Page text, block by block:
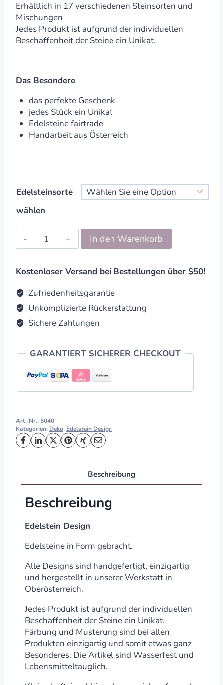
Erhältlich in 17 verschiedenen Steinsorten und
Mischungen
Jedes Produkt ist aufgrund der individuellen
Beschaffenheit der Steine ein Unikat.
Das Besondere
das perfekte Geschenk
jedes Stück ein Unikat
Edelsteine fairtrade
Handarbeit aus Österreich
Edelsteinsorte
wählen
Edelstein
Formteller
In den Warenkorb
Kostenloser Versand bei Bestellungen über $50!
Zufriedenheitsgarantie
Unkomplizierte Rückerstattung
Sichere Zahlungen
GARANTIERT SICHERER CHECKOUT
Art.-Nr.: 5040
Kategorien: Deko, Edelstein Design
Beschreibung
Beschreibung
Edelstein Design
Edelsteine in Form gebracht.
Alle Designs sind handgefertigt, einzigartig
und hergestellt in unserer Werkstatt in
Oberösterreich.
Jedes Produkt ist aufgrund der individuellen
Beschaffenheit der Steine ein Unikat.
Färbung und Musterung sind bei allen
Produkten einzigartig und somit etwas ganz
Besonderes. Die Artikel sind Wasserfest und
Lebensmitteltauglich.